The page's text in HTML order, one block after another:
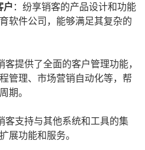
户 ：纷享销客的产品设计和功能
软件公司，能够满足其复杂的
客提供了全面的客户管理功能，
管理、市场营销自动化等，帮
期。
客支持与其他系统和工具的集
展功能和服务。